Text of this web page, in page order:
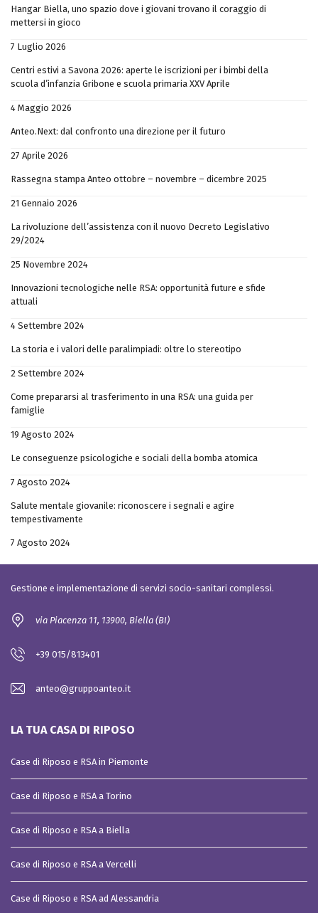
Hangar Biella, uno spazio dove i giovani trovano il coraggio di
mettersi in gioco
7 Luglio 2026
Centri estivi a Savona 2026: aperte le iscrizioni per i bimbi della
scuola d’infanzia Gribone e scuola primaria XXV Aprile
4 Maggio 2026
Anteo.Next: dal confronto una direzione per il futuro
27 Aprile 2026
Rassegna stampa Anteo ottobre – novembre – dicembre 2025
21 Gennaio 2026
La rivoluzione dell’assistenza con il nuovo Decreto Legislativo
29/2024
25 Novembre 2024
Innovazioni tecnologiche nelle RSA: opportunità future e sfide
attuali
4 Settembre 2024
La storia e i valori delle paralimpiadi: oltre lo stereotipo
2 Settembre 2024
Come prepararsi al trasferimento in una RSA: una guida per
famiglie
19 Agosto 2024
Le conseguenze psicologiche e sociali della bomba atomica
7 Agosto 2024
Salute mentale giovanile: riconoscere i segnali e agire
tempestivamente
7 Agosto 2024
Gestione e implementazione di servizi socio-sanitari complessi.
via Piacenza 11, 13900, Biella (BI)
+39 015/813401
anteo@gruppoanteo.it
LA TUA CASA DI RIPOSO
Case di Riposo e RSA in Piemonte
Case di Riposo e RSA a Torino
Case di Riposo e RSA a Biella
Case di Riposo e RSA a Vercelli
Case di Riposo e RSA ad Alessandria